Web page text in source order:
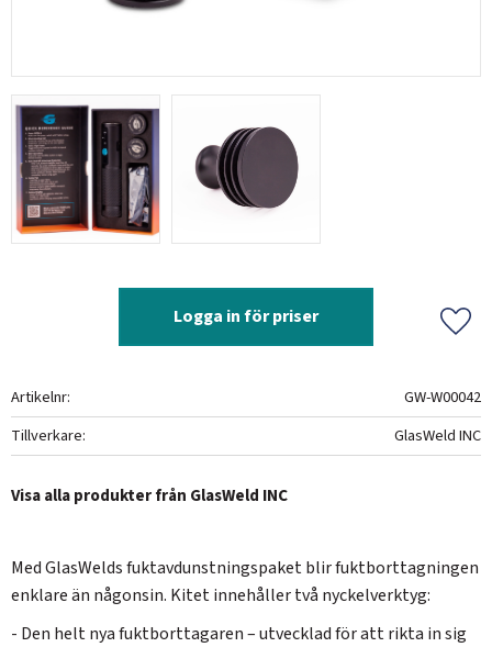
Logga in för priser
Artikelnr
GW-W00042
Tillverkare
GlasWeld INC
Visa alla produkter från GlasWeld INC
Med GlasWelds fuktavdunstningspaket blir fuktborttagningen
enklare än någonsin. Kitet innehåller två nyckelverktyg:
- Den helt nya fuktborttagaren – utvecklad för att rikta in sig